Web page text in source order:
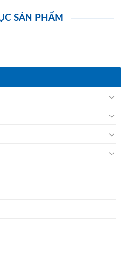
SẢN PHẨM